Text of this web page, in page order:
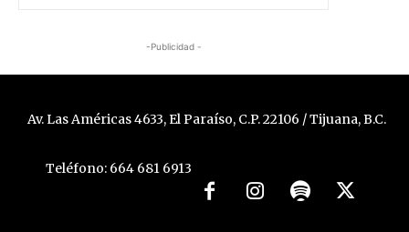
-Publicidad -
Av. Las Américas 4633, El Paraíso, C.P. 22106 / Tijuana, B.C.
Teléfono: 664 681 6913